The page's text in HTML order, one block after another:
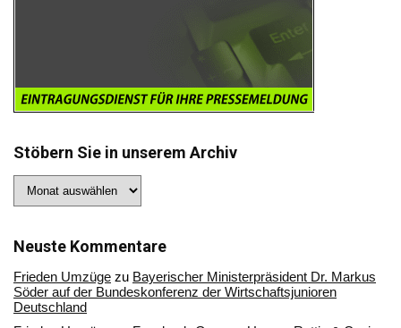
Stöbern Sie in unserem Archiv
Sie
Archiv
Neuste Kommentare
Frieden Umzüge zu Bayerischer Ministerpräsident Dr. Markus
Söder auf der Bundeskonferenz der Wirtschaftsjunioren
Deutschland